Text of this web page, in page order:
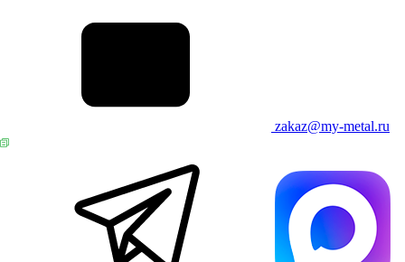
zakaz@my-metal.ru